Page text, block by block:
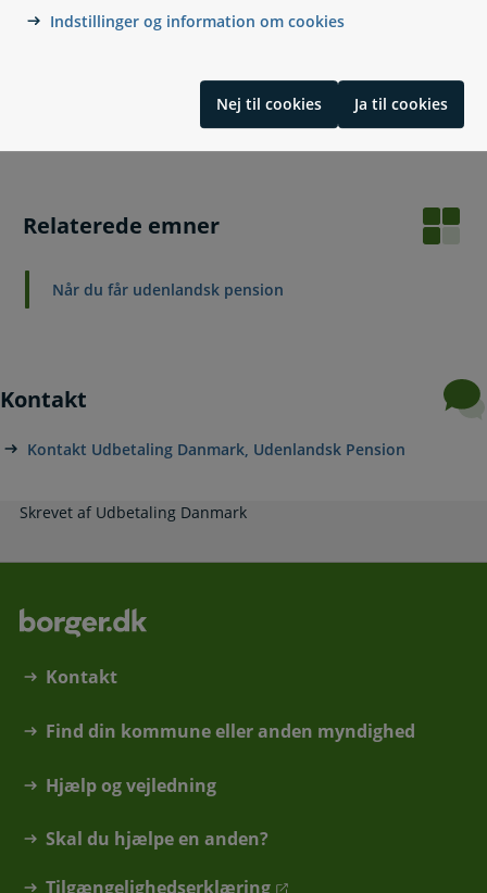
Indstillinger og information om cookies
Nej til cookies Ja til cookies
Sådan hjælper du en anden med udenlandsk
Sådan hjælper du en anden med
Når du skal hjælpe en anden: fuldmagt til pension
Relaterede emner
Når du får udenlandsk pension
Kontakt
Kontakt Udbetaling Danmark, Udenlandsk Pension
Skrevet af Udbetaling Danmark
Kontakt
Find din kommune eller anden myndighed
Hjælp og vejledning
Skal du hjælpe en anden?
Tilgængelighedserklæring